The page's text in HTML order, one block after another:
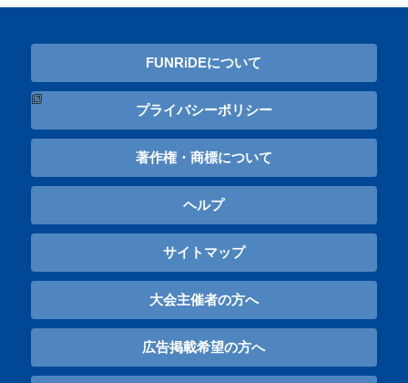
FUNRiDEについて
プライバシーポリシー
著作権・商標について
ヘルプ
サイトマップ
大会主催者の方へ
広告掲載希望の方へ